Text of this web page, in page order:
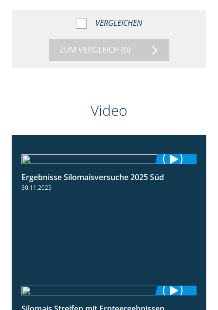
VERGLEICHEN
ZUM VERGLEICH (0)
Video
Ergebnisse Silomaisversuche 2025 Süd
30.11.2025